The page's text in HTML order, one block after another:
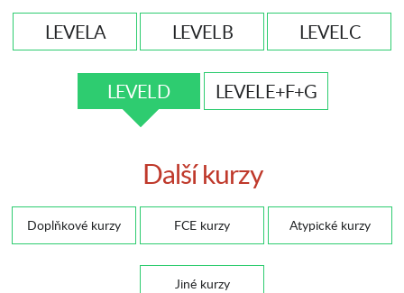
LEVEL A LEVEL B LEVEL C
LEVEL D LEVEL E+F+G
Další kurzy
Doplňkové kurzy FCE kurzy Atypické kurzy
Jiné kurzy